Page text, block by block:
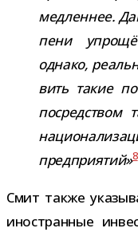
мед­лен­нее.
пени
однако,
вить такие
посред­ством
пред­при­я­тий»8
Смит также
ино­стран­ные